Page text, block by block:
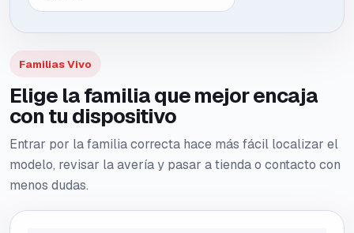
Familias Vivo
Elige la familia que mejor encaja
con tu dispositivo
Entrar por la familia correcta hace más fácil localizar el
modelo, revisar la avería y pasar a tienda o contacto con
menos dudas.